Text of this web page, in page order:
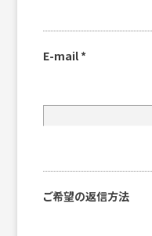
E-mail *
ご希望の返信方法